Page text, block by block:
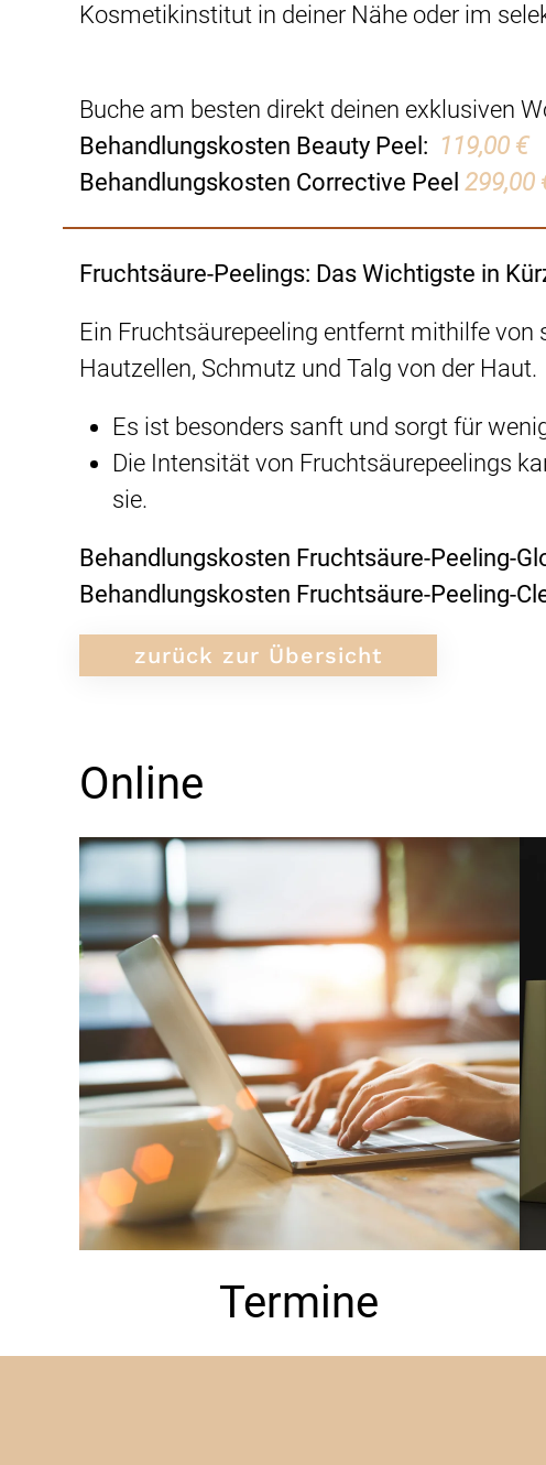
Kosmetikinstitut in deiner Nähe oder im
Buche am besten direkt deinen exklusiven
Behandlungskosten Beauty Peel: 119,00 €
Behandlungskosten Corrective Peel 299,00
Fruchtsäure-Peelings: Das Wichtigste in
Ein Fruchtsäurepeeling entfernt mithilfe
Hautzellen, Schmutz und Talg von der Haut.
Es ist besonders sanft und sorgt für
Die Intensität von Fruchtsäurepeelings
sie.
Behandlungskosten Fruchtsäure-Peeling-
Behandlungskosten Fruchtsäure-Peeling-
zurück zur Übersicht
Online
Termine